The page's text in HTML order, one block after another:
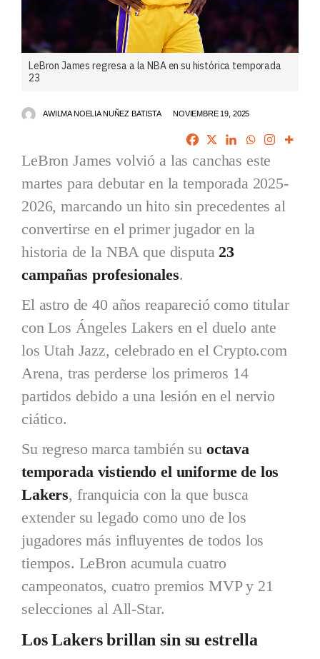
LeBron James regresa a la NBA en su histórica temporada
23
AWILMA NOELIA NUÑEZ BATISTA NOVIEMBRE 19, 2025
LeBron James volvió a las canchas este
martes para debutar en la temporada 2025-
2026, marcando un hito sin precedentes al
convertirse en el primer jugador en la
historia de la NBA que disputa 23
campañas profesionales.
El astro de 40 años reapareció como titular
con Los Ángeles Lakers en el duelo ante
los Utah Jazz, celebrado en el Crypto.com
Arena, tras perderse los primeros 14
partidos debido a una lesión en el nervio
ciático.
Su regreso marca también su octava
temporada vistiendo el uniforme de los
Lakers, franquicia con la que busca
extender su legado como uno de los
jugadores más influyentes de todos los
tiempos. LeBron acumula cuatro
campeonatos, cuatro premios MVP y 21
selecciones al All-Star.
Los Lakers brillan sin su estrella